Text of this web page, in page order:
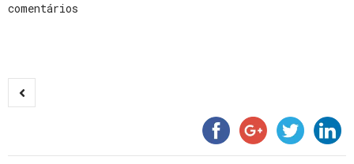
comentários